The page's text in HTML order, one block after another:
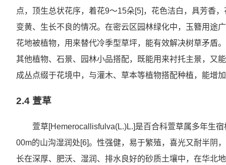
点，顶生总状花序，着花9～15朵[5]，花色洁白，具芳香
变黄、生长不良的情况。在密云区园林绿化中，玉簪用途
花地被植物，用来替代冷季型草坪，能有效解决树草矛盾
其他植物、石景、园林小品搭配，既能用来衬托主景，又
成丛点缀于花境中，与灌木、草本等植物搭配种植，能增
2.4 萱草
萱草[Hemerocallisfulva(L.)L.]是百合科萱草属多年生
00m的山沟湿润处[6]。性强健，易于繁殖，喜光又耐半阴
长在深厚、肥沃、湿润、排水良好的砂质土壤中，在华北